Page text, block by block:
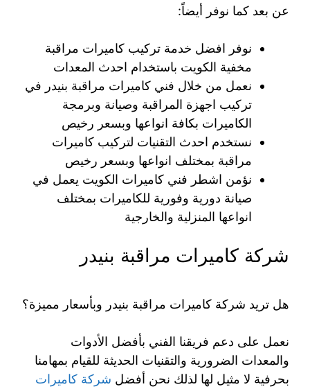
عن بعد كما نوفر أيضاً:
نوفر افضل خدمة تركيب كاميرات مراقبة
مخفية الكويت باستخدام احدث المعدات
نعمل من خلال فني كاميرات مراقبة بنيدر في
تركيب اجهزة المراقبة وصيانة وبرمجة
الكاميرات بكافة انواعها وبسعر رخيص
نستخدم احدث التقنيات لتركيب كاميرات
مراقبة بمختلف انواعها وبسعر رخيص
نؤمن اشطر فني كاميرات الكويت يعمل في
صيانة دورية وفورية للكاميرات بمختلف
انواعها المنزلية والخارجية
شركة كاميرات مراقبة بنيدر
هل تريد شركة كاميرات مراقبة بنيدر وبأسعار مميزة؟
نعمل على دعم فريقنا الفني بأفضل الأدوات
والمعدات الضرورية والتقنيات الحديثة للقيام بمهامنا
بحرفية لا مثيل لها لذلك نحن أفضل شركة كاميرات